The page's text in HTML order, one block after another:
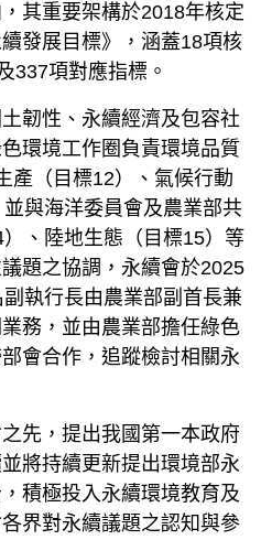
其重要架構於2018年核定
發展目標》，涵蓋18項核
337項對應指標。
韌性、永續經濟及包容社
環境工作圈負責環境品質
產（目標12）、氣候行動
並與海洋委員會及農業部共
、陸地生態（目標15）等
題之協調，永續會於2025
執行長由農業部副首長兼
務，並由農業部擔任綠色
會合作，追蹤檢討相關永
先，提出我國第一本政府
將持續更新提出環境部永
積極投入永續環境教育及
界對永續議題之認知與參